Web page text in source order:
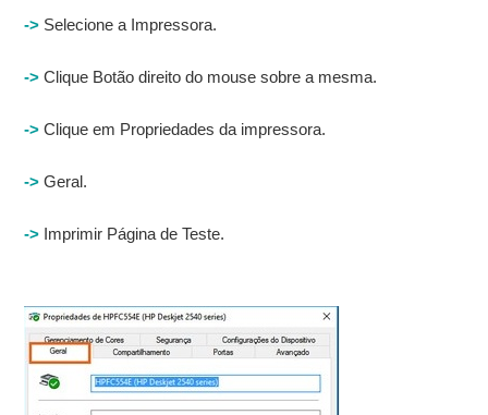
-> Selecione a Impressora.
-> Clique Botão direito do mouse sobre a mesma.
-> Clique em Propriedades da impressora.
-> Geral.
-> Imprimir Página de Teste.